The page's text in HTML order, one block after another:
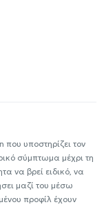
υποστηρίζει τον
σύμπτωμα μέχρι τη
να βρεί ειδικό, να
μαζί του μέσω
προφίλ έχουν